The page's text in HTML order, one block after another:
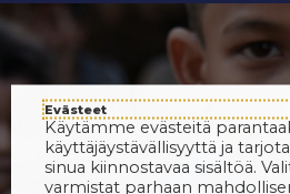
Evästeet
Käytämme evästeitä
käyttäjäystävällisyyttä ja
sinua kiinnostavaa sisältöä.
varmistat parhaan